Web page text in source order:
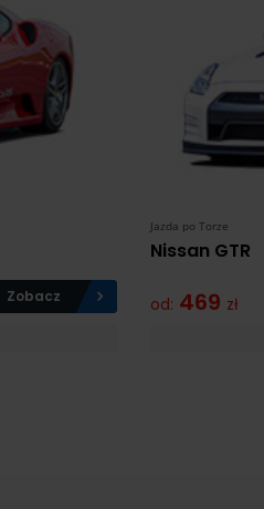
Zobacz
Jazda po Torze
Nissan GTR
od: 469 zł